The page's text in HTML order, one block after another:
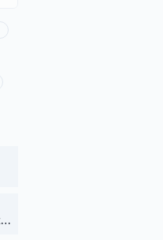
Scorpion Winter 2